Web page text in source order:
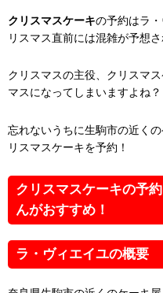
クリスマスケーキの予約はラ
リスマス直前には混雑が予想さ
クリスマスの主役、クリスマ
マスになってしまいますよね？
忘れないうちに生駒市の近く
リスマスケーキを予約！
クリスマスケーキの予
んがおすすめ！
ラ・ヴィエイユの概要